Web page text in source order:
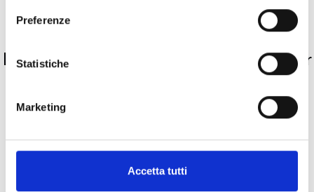
Preferenze
Statistiche
Marketing
Accetta tutti
La nostra selezione di prodotti scelti per